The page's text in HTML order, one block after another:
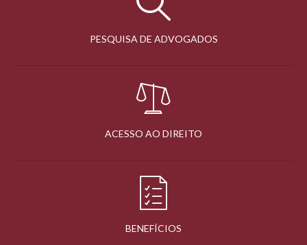
PESQUISA DE ADVOGADOS
ACESSO AO DIREITO
BENEFÍCIOS